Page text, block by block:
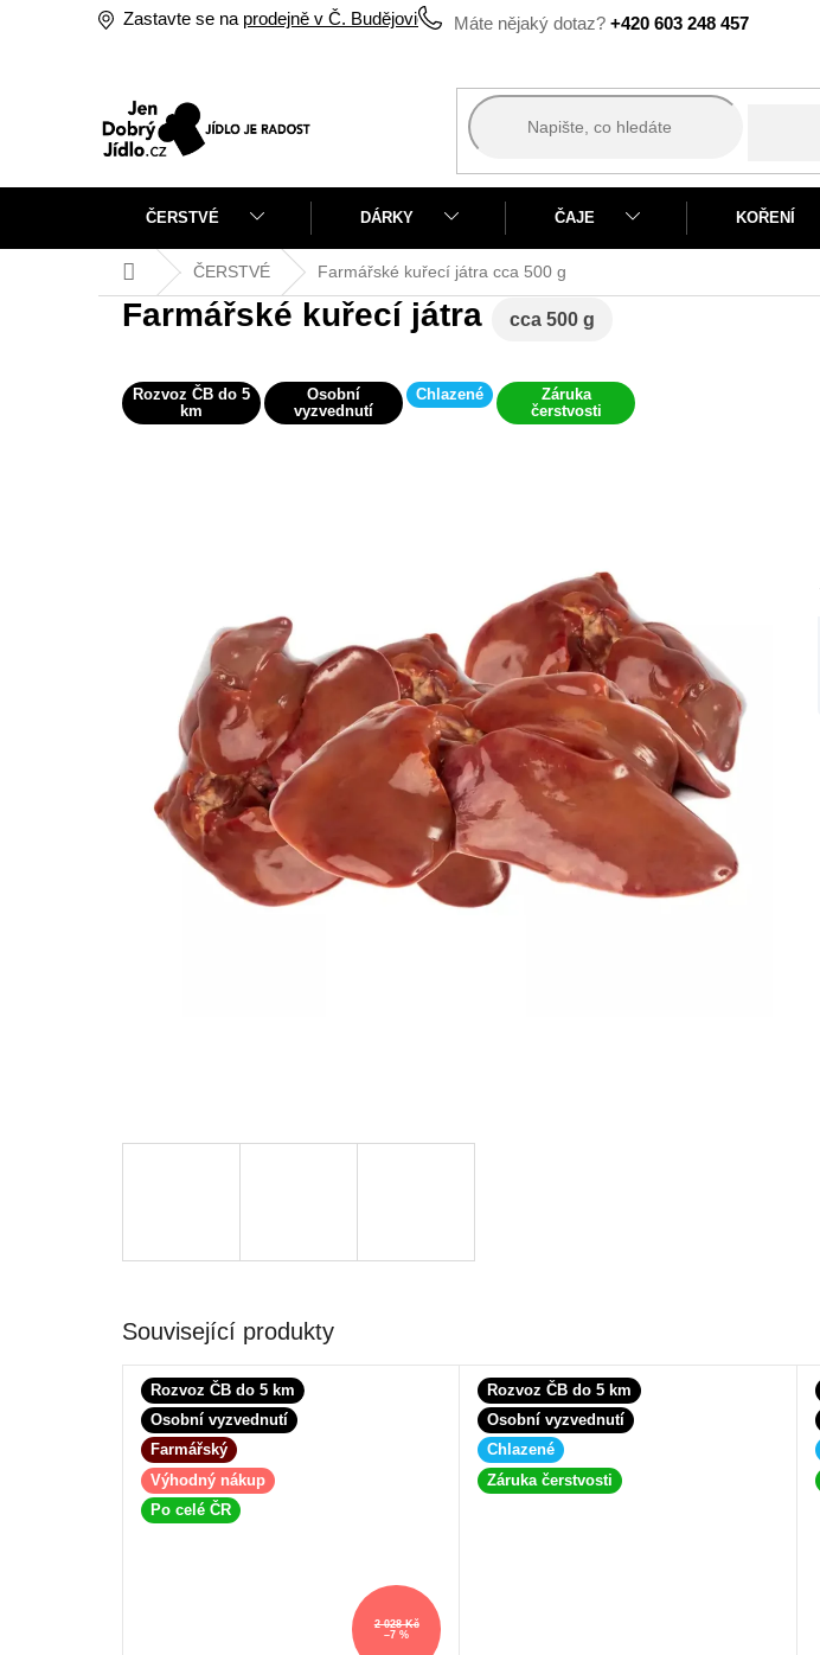
+420 603 248 457
Zastavte se na prodejně v Č. Budějovicích
ČERSTVÉ DÁRKY ČAJE KOŘENÍ
Domů ČERSTVÉ Farmářské kuřecí játra cca 500 g
Farmářské kuřecí játra cca 500 g
Rozvoz ČB do 5
km
Osobní
vyzvednutí
Chlazené
Záruka
čerstvosti
Související produkty
Rozvoz ČB do 5 km
Osobní vyzvednutí
Farmářský
Výhodný nákup
Po celé ČR
2 028 Kč
–7 %
Rozvoz ČB do 5 km
Osobní vyzvednutí
Chlazené
Záruka čerstvosti